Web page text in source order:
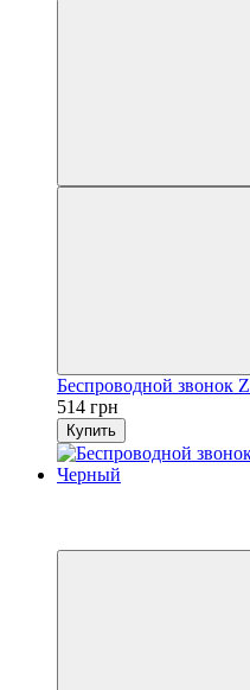
Беспроводной звонок
514 грн
Купить